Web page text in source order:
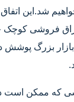
شد.این
فروشی کوچک
بزرگ پوشش
که ممکن است